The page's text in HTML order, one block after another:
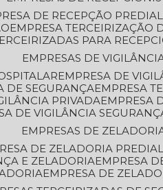
DE RECEPÇÃO PREDIAL
EMPRESA TERCEIRIZAÇÃO
PARA
EMPRESAS DE
EMPRESA DE
DE SEGURANÇA
EMPRESA
PRIVADA
DE VIGILÂNCIA
EMPRESAS DE
DE ZELADORIA PREDIAL
E ZELADORIA EMPRESA
EMPRESA DE